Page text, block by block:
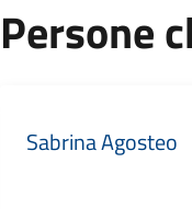
Persone
Sabrina Agosteo